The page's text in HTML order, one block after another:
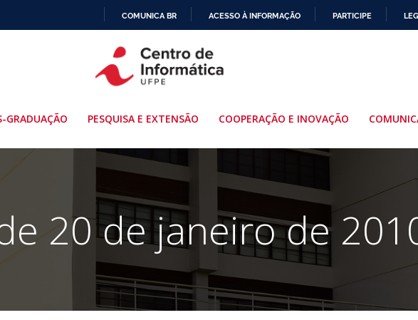
PARA
O
COMUNICA BR ACESSO À INFORMAÇÃO PARTICIPE
GRADUAÇÃO PESQUISA E EXTENSÃO COOPERAÇÃO E INOVAÇÃO
20 de janeiro de